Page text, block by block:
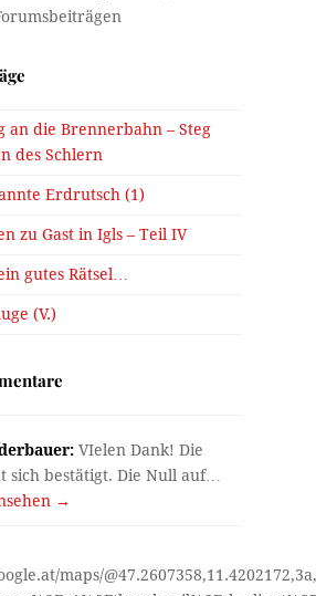
an die Brennerbahn – Steg
des Schlern
Erdrutsch (1)
zu Gast in Igls – Teil IV
gutes Rätsel…
(V.)
VIelen Dank! Die
sich bestätigt. Die Null auf…
→
maps/